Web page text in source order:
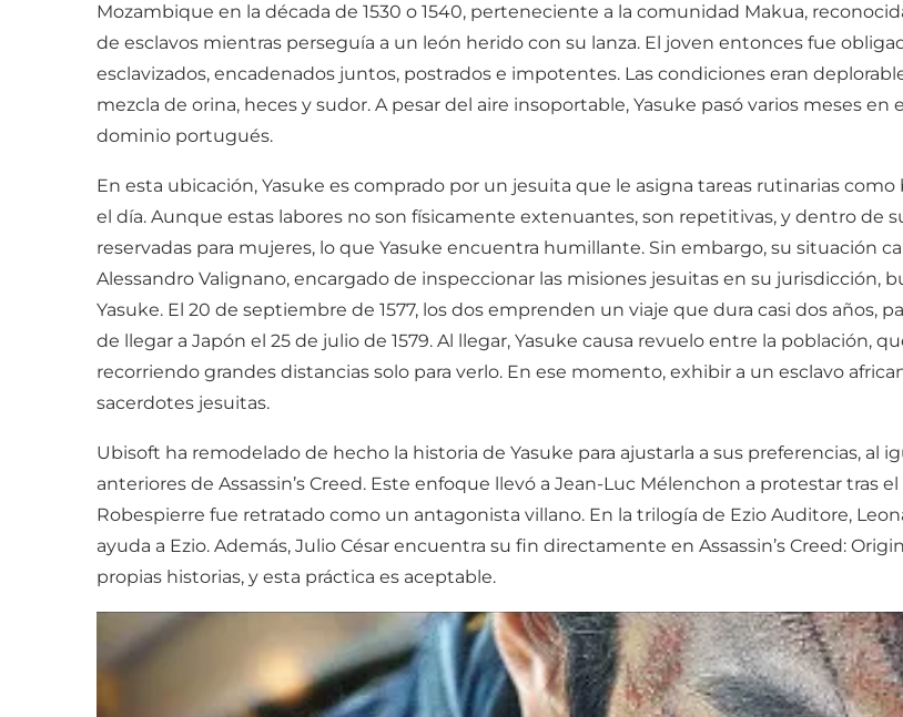
Mozambique en la década de 1530 o 1540, perteneciente a la comunidad Makua,
de esclavos mientras perseguía a un león herido con su lanza. El joven entonces fue
esclavizados, encadenados juntos, postrados e impotentes. Las condiciones eran
mezcla de orina, heces y sudor. A pesar del aire insoportable, Yasuke pasó varios meses
dominio portugués.
En esta ubicación, Yasuke es comprado por un jesuita que le asigna tareas rutinarias
el día. Aunque estas labores no son físicamente extenuantes, son repetitivas, y dentro de
reservadas para mujeres, lo que Yasuke encuentra humillante. Sin embargo, su situación
Alessandro Valignano, encargado de inspeccionar las misiones jesuitas en su jurisdicción,
Yasuke. El 20 de septiembre de 1577, los dos emprenden un viaje que dura casi dos años,
de llegar a Japón el 25 de julio de 1579. Al llegar, Yasuke causa revuelo entre la población,
recorriendo grandes distancias solo para verlo. En ese momento, exhibir a un esclavo
sacerdotes jesuitas.
Ubisoft ha remodelado de hecho la historia de Yasuke para ajustarla a sus preferencias, al
anteriores de Assassin’s Creed. Este enfoque llevó a Jean-Luc Mélenchon a protestar tras
Robespierre fue retratado como un antagonista villano. En la trilogía de Ezio Auditore,
ayuda a Ezio. Además, Julio César encuentra su fin directamente en Assassin’s Creed:
propias historias, y esta práctica es aceptable.